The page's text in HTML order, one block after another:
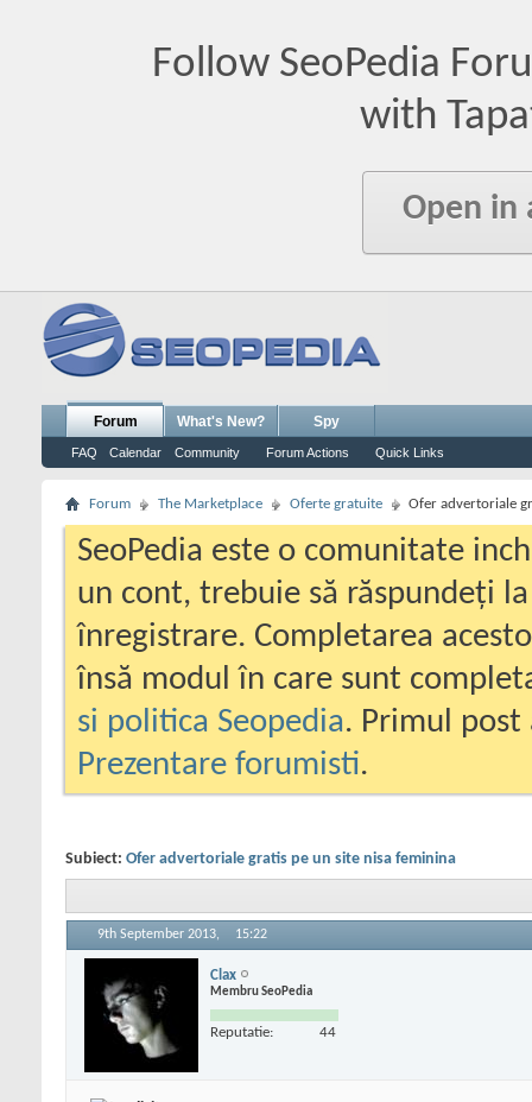
Follow SeoPedia
with
Open in
Forum
FAQ Calendar Community Forum Actions Quick Links
What's New? Spy
Forum The Marketplace Oferte gratuite Ofer advertoriale
SeoPedia este o comunitate
un cont, trebuie să răspundeți
înregistrare. Completarea
însă modul în care sunt
si politica Seopedia. Primul
Prezentare forumisti.
Subiect: Ofer advertoriale gratis pe un site nisa feminina
9th September 2013, 15:22
Clax
Membru SeoPedia
Reputatie: 44